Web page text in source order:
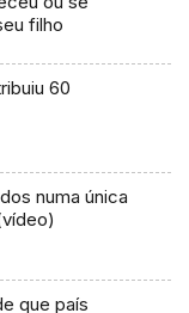
filho
60
numa única
que país